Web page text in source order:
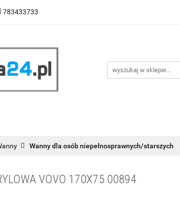
783433733
WYCENA ZESTAWÓW
Wanny dla osób niepełnosprawnych/starszych
VOVO 170X75 00894